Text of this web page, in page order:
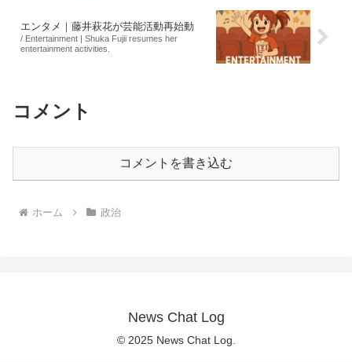
エンタメ｜藤井萩花が芸能活動再始動
/ Entertainment | Shuka Fujii resumes her
entertainment activities.
コメント
コメントを書き込む
ホーム 政治
News Chat Log
© 2025 News Chat Log.